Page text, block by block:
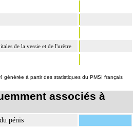
de la vessie et de l'urètre
générée à partir des statistiques du PMSI français
associés à
pénis